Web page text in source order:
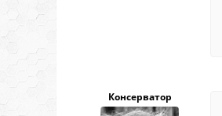
Консерватор